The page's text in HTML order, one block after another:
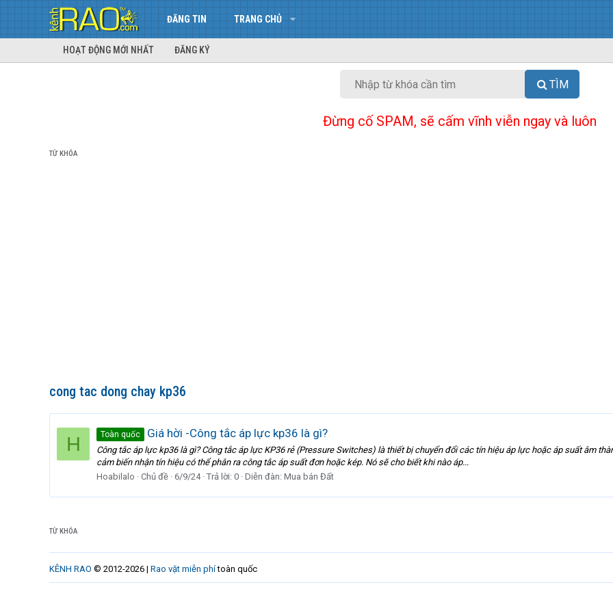
ĐĂNG TIN TRANG CHỦ
HOẠT ĐỘNG MỚI NHẤT ĐĂNG KÝ
TÌM
Đừng cố SPAM, sẽ cấm vĩnh viễn ngay và luôn
TỪ KHÓA
cong tac dong chay kp36
H Toàn quốc Giá hời -Công tắc áp lực kp36 là gì?
Công tắc áp lực kp36 là gì? Công tắc áp lực KP36 rẻ (Pressure Switches) là thiết bị chuyển đổi các tín hiệu áp lực hoặc áp suất âm
cảm biến nhận tín hiệu có thể phân ra công tắc áp suất đơn hoặc kép. Nó sẽ cho biết khi nào áp...
Hoabilalo
Chủ đề 6/9/24 Trả lời: 0 Diễn đàn: Mua bán Đất
TỪ KHÓA
KÊNH RAO © 2012-2026 | Rao vặt miễn phítoàn quốc